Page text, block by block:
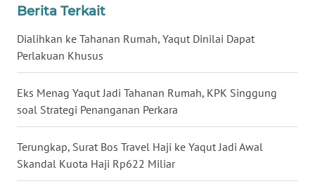
Berita Terkait
Dialihkan ke Tahanan Rumah, Yaqut Dinilai Dapat
Perlakuan Khusus
Eks Menag Yaqut Jadi Tahanan Rumah, KPK Singgung
soal Strategi Penanganan Perkara
Terungkap, Surat Bos Travel Haji ke Yaqut Jadi Awal
Skandal Kuota Haji Rp622 Miliar
SUMSEL
BENGKULU
WN
LAMPUNG
WN
JATENG